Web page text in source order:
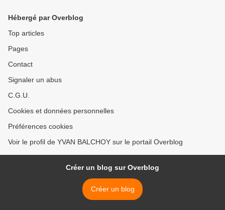
Hébergé par Overblog
Top articles
Pages
Contact
Signaler un abus
C.G.U.
Cookies et données personnelles
Préférences cookies
Voir le profil de YVAN BALCHOY sur le portail Overblog
Créer un blog sur Overblog
Créer un blog